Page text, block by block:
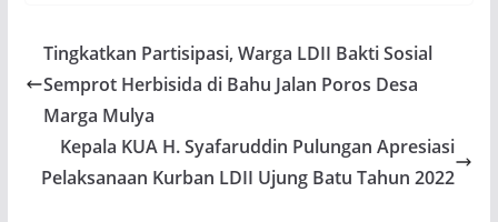
Tingkatkan Partisipasi, Warga LDII Bakti Sosial
Semprot Herbisida di Bahu Jalan Poros Desa
Marga Mulya
Kepala KUA H. Syafaruddin Pulungan Apresiasi
Pelaksanaan Kurban LDII Ujung Batu Tahun 2022